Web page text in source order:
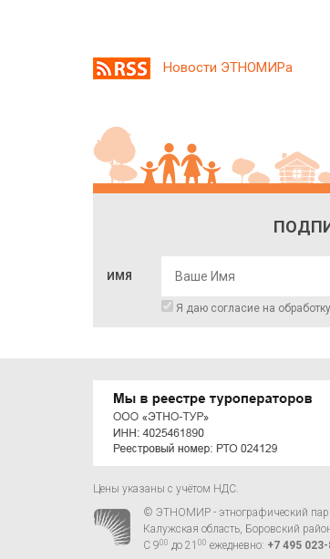
Новости ЭТНОМИРа
ИМЯ
Я даю согласие на обработку
Цены указаны с учётом НДС.
© ЭТНОМИР - этнографический
Калужская область, Боровский
С 900 до 21 00 ежедневно: +7 495 023-